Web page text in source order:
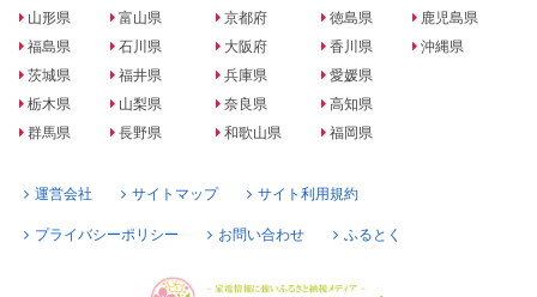
山形県
福島県
茨城県
栃木県
群馬県
富山県
石川県
福井県
山梨県
長野県
京都府
大阪府
兵庫県
奈良県
和歌山県
徳島県
香川県
愛媛県
高知県
福岡県
鹿児島県
沖縄県
運営会社 サイトマップ サイト利用規約
プライバシーポリシー お問い合わせ ふるとく